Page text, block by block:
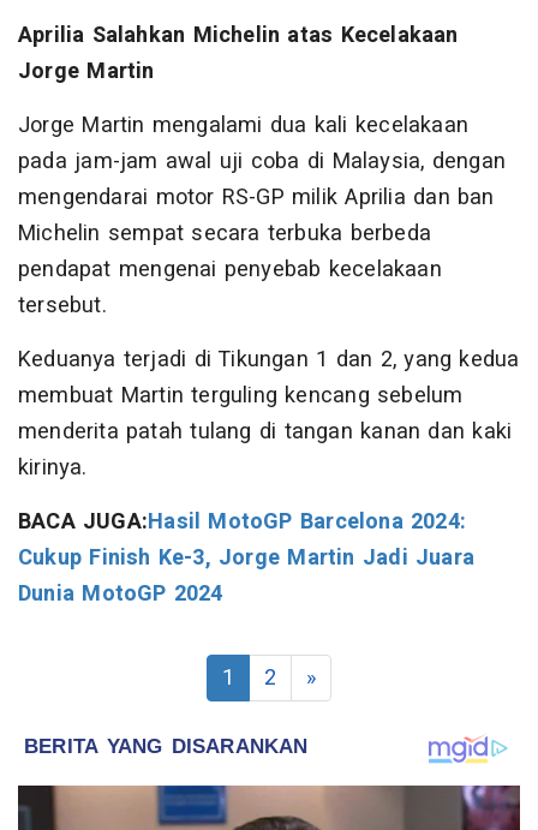
Aprilia Salahkan Michelin atas Kecelakaan
Jorge Martin
Jorge Martin mengalami dua kali kecelakaan
pada jam-jam awal uji coba di Malaysia, dengan
mengendarai motor RS-GP milik Aprilia dan ban
Michelin sempat secara terbuka berbeda
pendapat mengenai penyebab kecelakaan
tersebut.
Keduanya terjadi di Tikungan 1 dan 2, yang kedua
membuat Martin terguling kencang sebelum
menderita patah tulang di tangan kanan dan kaki
kirinya.
BACA JUGA:Hasil MotoGP Barcelona 2024:
Cukup Finish Ke-3, Jorge Martin Jadi Juara
Dunia MotoGP 2024
1 2 »